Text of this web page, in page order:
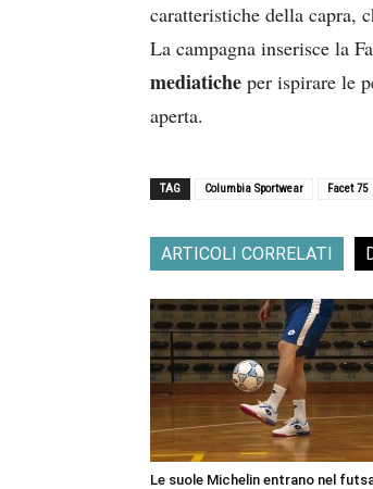
caratteristiche della capra,
La campagna inserisce la
mediatiche per ispirare le
aperta.
TAG Columbia Sportwear Facet 75
ARTICOLI CORRELATI
Le suole Michelin entrano nel